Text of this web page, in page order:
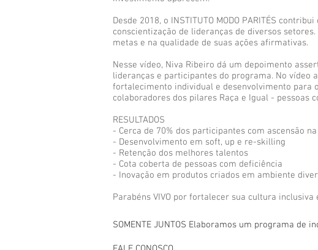
Desde 2018, o INSTITUTO MODO PARITÉS
conscientização de lideranças de diversos
metas e na qualidade de suas ações afirmativas.
Nesse vídeo, Niva Ribeiro dá um depoimento
lideranças e participantes do programa. No vídeo
fortalecimento individual e desenvolvimento para
colaboradores dos pilares Raça e Igual - pessoas
RESULTADOS
- Cerca de 70% dos participantes com ascensão
- Desenvolvimento em soft, up e re-skilling
- Retenção dos melhores talentos
- Cota coberta de pessoas com deficiência
- Inovação em produtos criados em ambiente
Parabéns VIVO por fortalecer sua cultura
SOMENTE JUNTOS Elaboramos um programa